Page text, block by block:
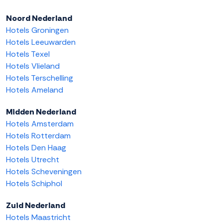
Noord Nederland
Hotels Groningen
Hotels Leeuwarden
Hotels Texel
Hotels Vlieland
Hotels Terschelling
Hotels Ameland
Midden Nederland
Hotels Amsterdam
Hotels Rotterdam
Hotels Den Haag
Hotels Utrecht
Hotels Scheveningen
Hotels Schiphol
Zuid Nederland
Hotels Maastricht